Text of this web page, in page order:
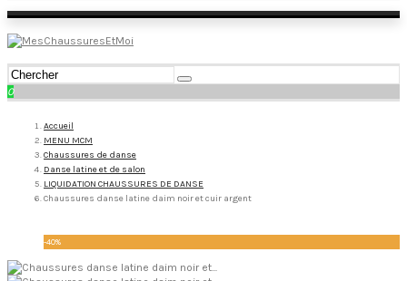
0
Accueil
MENU MCM
Chaussures de danse
Danse latine et de salon
LIQUIDATION CHAUSSURES DE DANSE
Chaussures danse latine daim noir et cuir argent
-40%